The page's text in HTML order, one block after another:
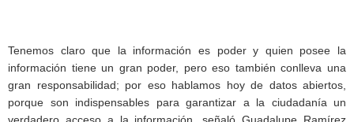
Tenemos claro que la información es poder y quien posee la
información tiene un gran poder, pero eso también conlleva una
gran responsabilidad; por eso hablamos hoy de datos abiertos,
porque son indispensables para garantizar a la ciudadanía un
verdadero acceso a la información, señaló Guadalupe Ramírez